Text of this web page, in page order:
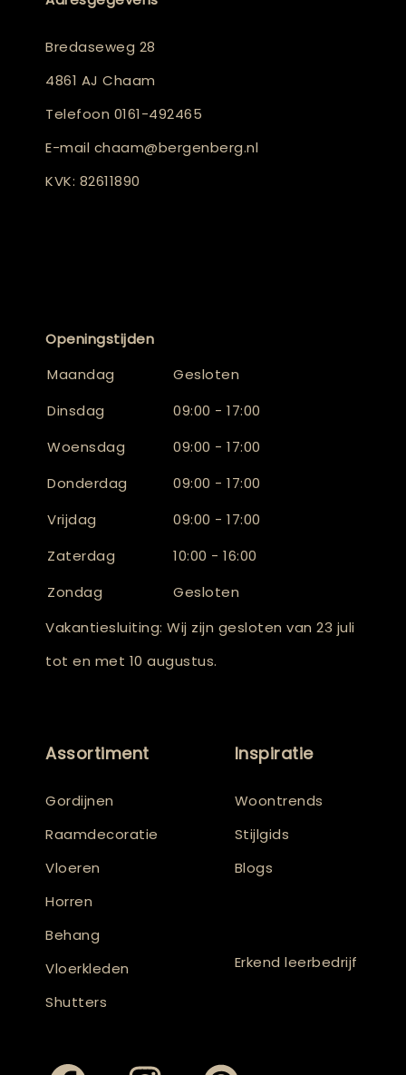
Bredaseweg 28
4861 AJ Chaam
Telefoon 0161-492465
E-mail chaam@bergenberg.nl
KVK: 82611890
Openingstijden
Maandag
Gesloten
Dinsdag
09:00 - 17:00
Woensdag
09:00 - 17:00
Donderdag
09:00 - 17:00
Vrijdag
09:00 - 17:00
Zaterdag
10:00 - 16:00
Zondag
Gesloten
Vakantiesluiting: Wij zijn gesloten van 23 juli
tot en met 10 augustus.
Assortiment
Gordijnen
Raamdecoratie
Vloeren
Horren
Behang
Vloerkleden
Shutters
Inspiratie
Woontrends
Stijlgids
Blogs
Erkend leerbedrijf